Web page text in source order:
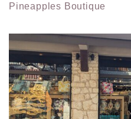
Pineapples Boutique